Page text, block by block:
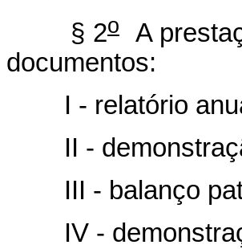
§ 2o
A
documentos:
I - relatório
II -
III - balanço
IV -